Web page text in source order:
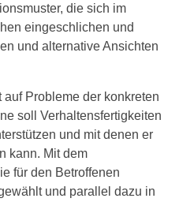
die sich im
eingeschlichen und
und alternative Ansichten
Probleme der konkreten
soll Verhaltensfertigkeiten
und mit denen er
kann. Mit dem
für den Betroffenen
und parallel dazu in